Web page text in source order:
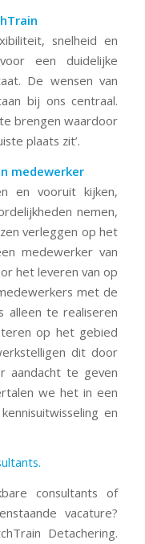
snelheid en
een duidelijke
De wensen van
bij ons centraal.
brengen waardoor
plaats zit’.
medewerker
en vooruit kijken,
nemen,
verleggen op het
medewerker van
het leveren van op
met de
alleen te realiseren
op het gebied
dit door
aandacht te geven
we het in een
en
consultants of
vacature?
Detachering.